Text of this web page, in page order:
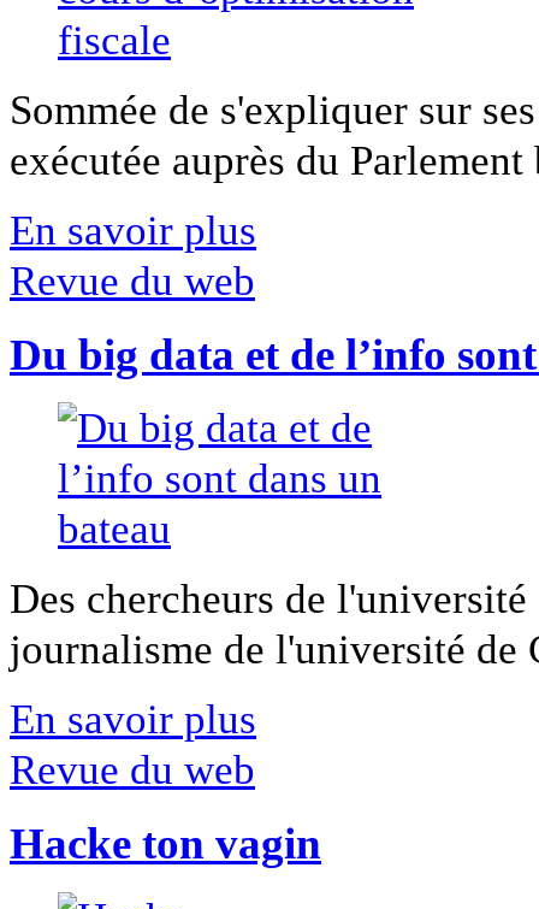
Sommée de s'expliquer sur
exécutée auprès du
En savoir plus
Revue du web
Du big data et de l’info
Des chercheurs de
journalisme de l'université
En savoir plus
Revue du web
Hacke ton vagin